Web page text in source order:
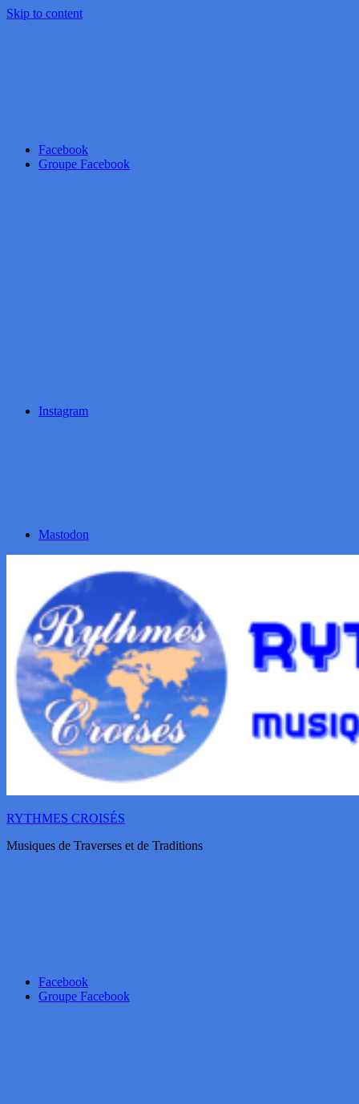
Skip to content
Facebook
Groupe Facebook
Instagram
Mastodon
RYTHMES CROISÉS
Musiques de Traverses et de Traditions
Facebook
Groupe Facebook